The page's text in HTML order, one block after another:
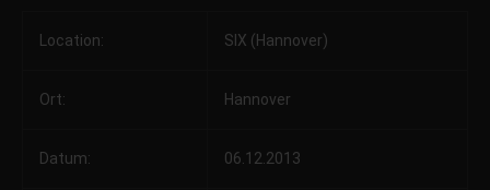
Location: SIX (Hannover)
Ort: Hannover
Datum: 06.12.2013